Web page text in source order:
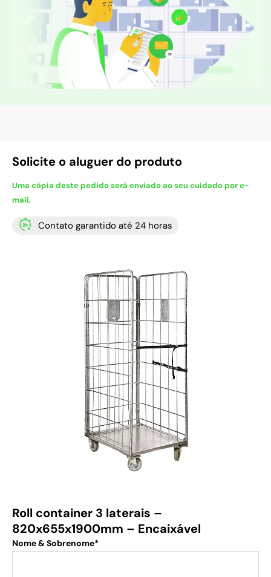
Solicite o aluguer do produto
Uma cópia deste pedido será enviado ao seu cuidado por e-
mail.
Contato garantido até 24 horas
Roll container 3 laterais –
820x655x1900mm – Encaixável
Nome & Sobrenome*